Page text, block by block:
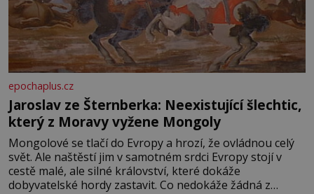
epochaplus.cz
Jaroslav ze Šternberka: Neexistující šlechtic,
který z Moravy vyžene Mongoly
Mongolové se tlačí do Evropy a hrozí, že ovládnou celý
svět. Ale naštěstí jim v samotném srdci Evropy stojí v
cestě malé, ale silné království, které dokáže
dobyvatelské hordy zastavit. Co nedokáže žádná z